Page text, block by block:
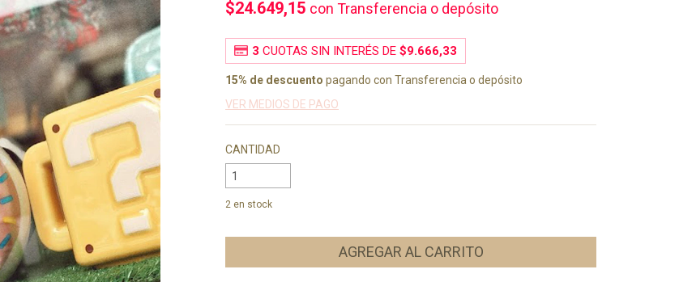
$24.649,15 con Transferencia o depósito
3 CUOTAS SIN INTERÉS DE $9.666,33
15% de descuento pagando con Transferencia o depósito
VER MEDIOS DE PAGO
CANTIDAD
2 en stock